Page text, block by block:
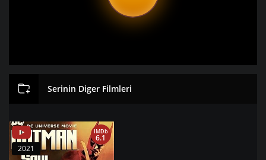
Serinin Diger Filmleri
IMDb
6.1
2021